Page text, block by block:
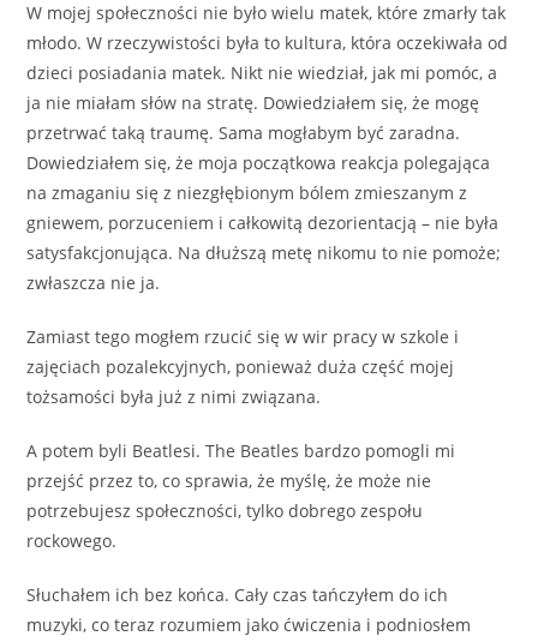
W mojej społeczności nie było wielu matek, które zmarły tak
młodo. W rzeczywistości była to kultura, która oczekiwała od
dzieci posiadania matek. Nikt nie wiedział, jak mi pomóc, a
ja nie miałam słów na stratę. Dowiedziałem się, że mogę
przetrwać taką traumę. Sama mogłabym być zaradna.
Dowiedziałem się, że moja początkowa reakcja polegająca
na zmaganiu się z niezgłębionym bólem zmieszanym z
gniewem, porzuceniem i całkowitą dezorientacją – nie była
satysfakcjonująca. Na dłuższą metę nikomu to nie pomoże;
zwłaszcza nie ja.
Zamiast tego mogłem rzucić się w wir pracy w szkole i
zajęciach pozalekcyjnych, ponieważ duża część mojej
tożsamości była już z nimi związana.
A potem byli Beatlesi. The Beatles bardzo pomogli mi
przejść przez to, co sprawia, że ​​myślę, że może nie
potrzebujesz społeczności, tylko dobrego zespołu
rockowego.
Słuchałem ich bez końca. Cały czas tańczyłem do ich
muzyki, co teraz rozumiem jako ćwiczenia i podniosłem